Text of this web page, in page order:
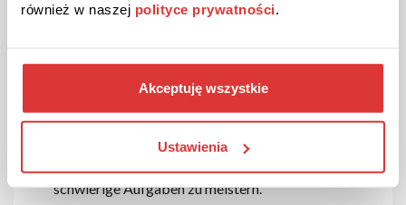
również w naszej polityce prywatności
Akceptuję wszystkie
Ustawienia
Interaktive Lernvideos: Verständliche
Übungsaufgaben und Tests: Festige dein Wissen
Schuljahre und Lernziele abgestimmt sind.
Schritt-für-Schritt-Lösungen: Konkrete
Anleitungen und Lösungswege helfen dir, auch
schwierige Aufgaben zu meistern.